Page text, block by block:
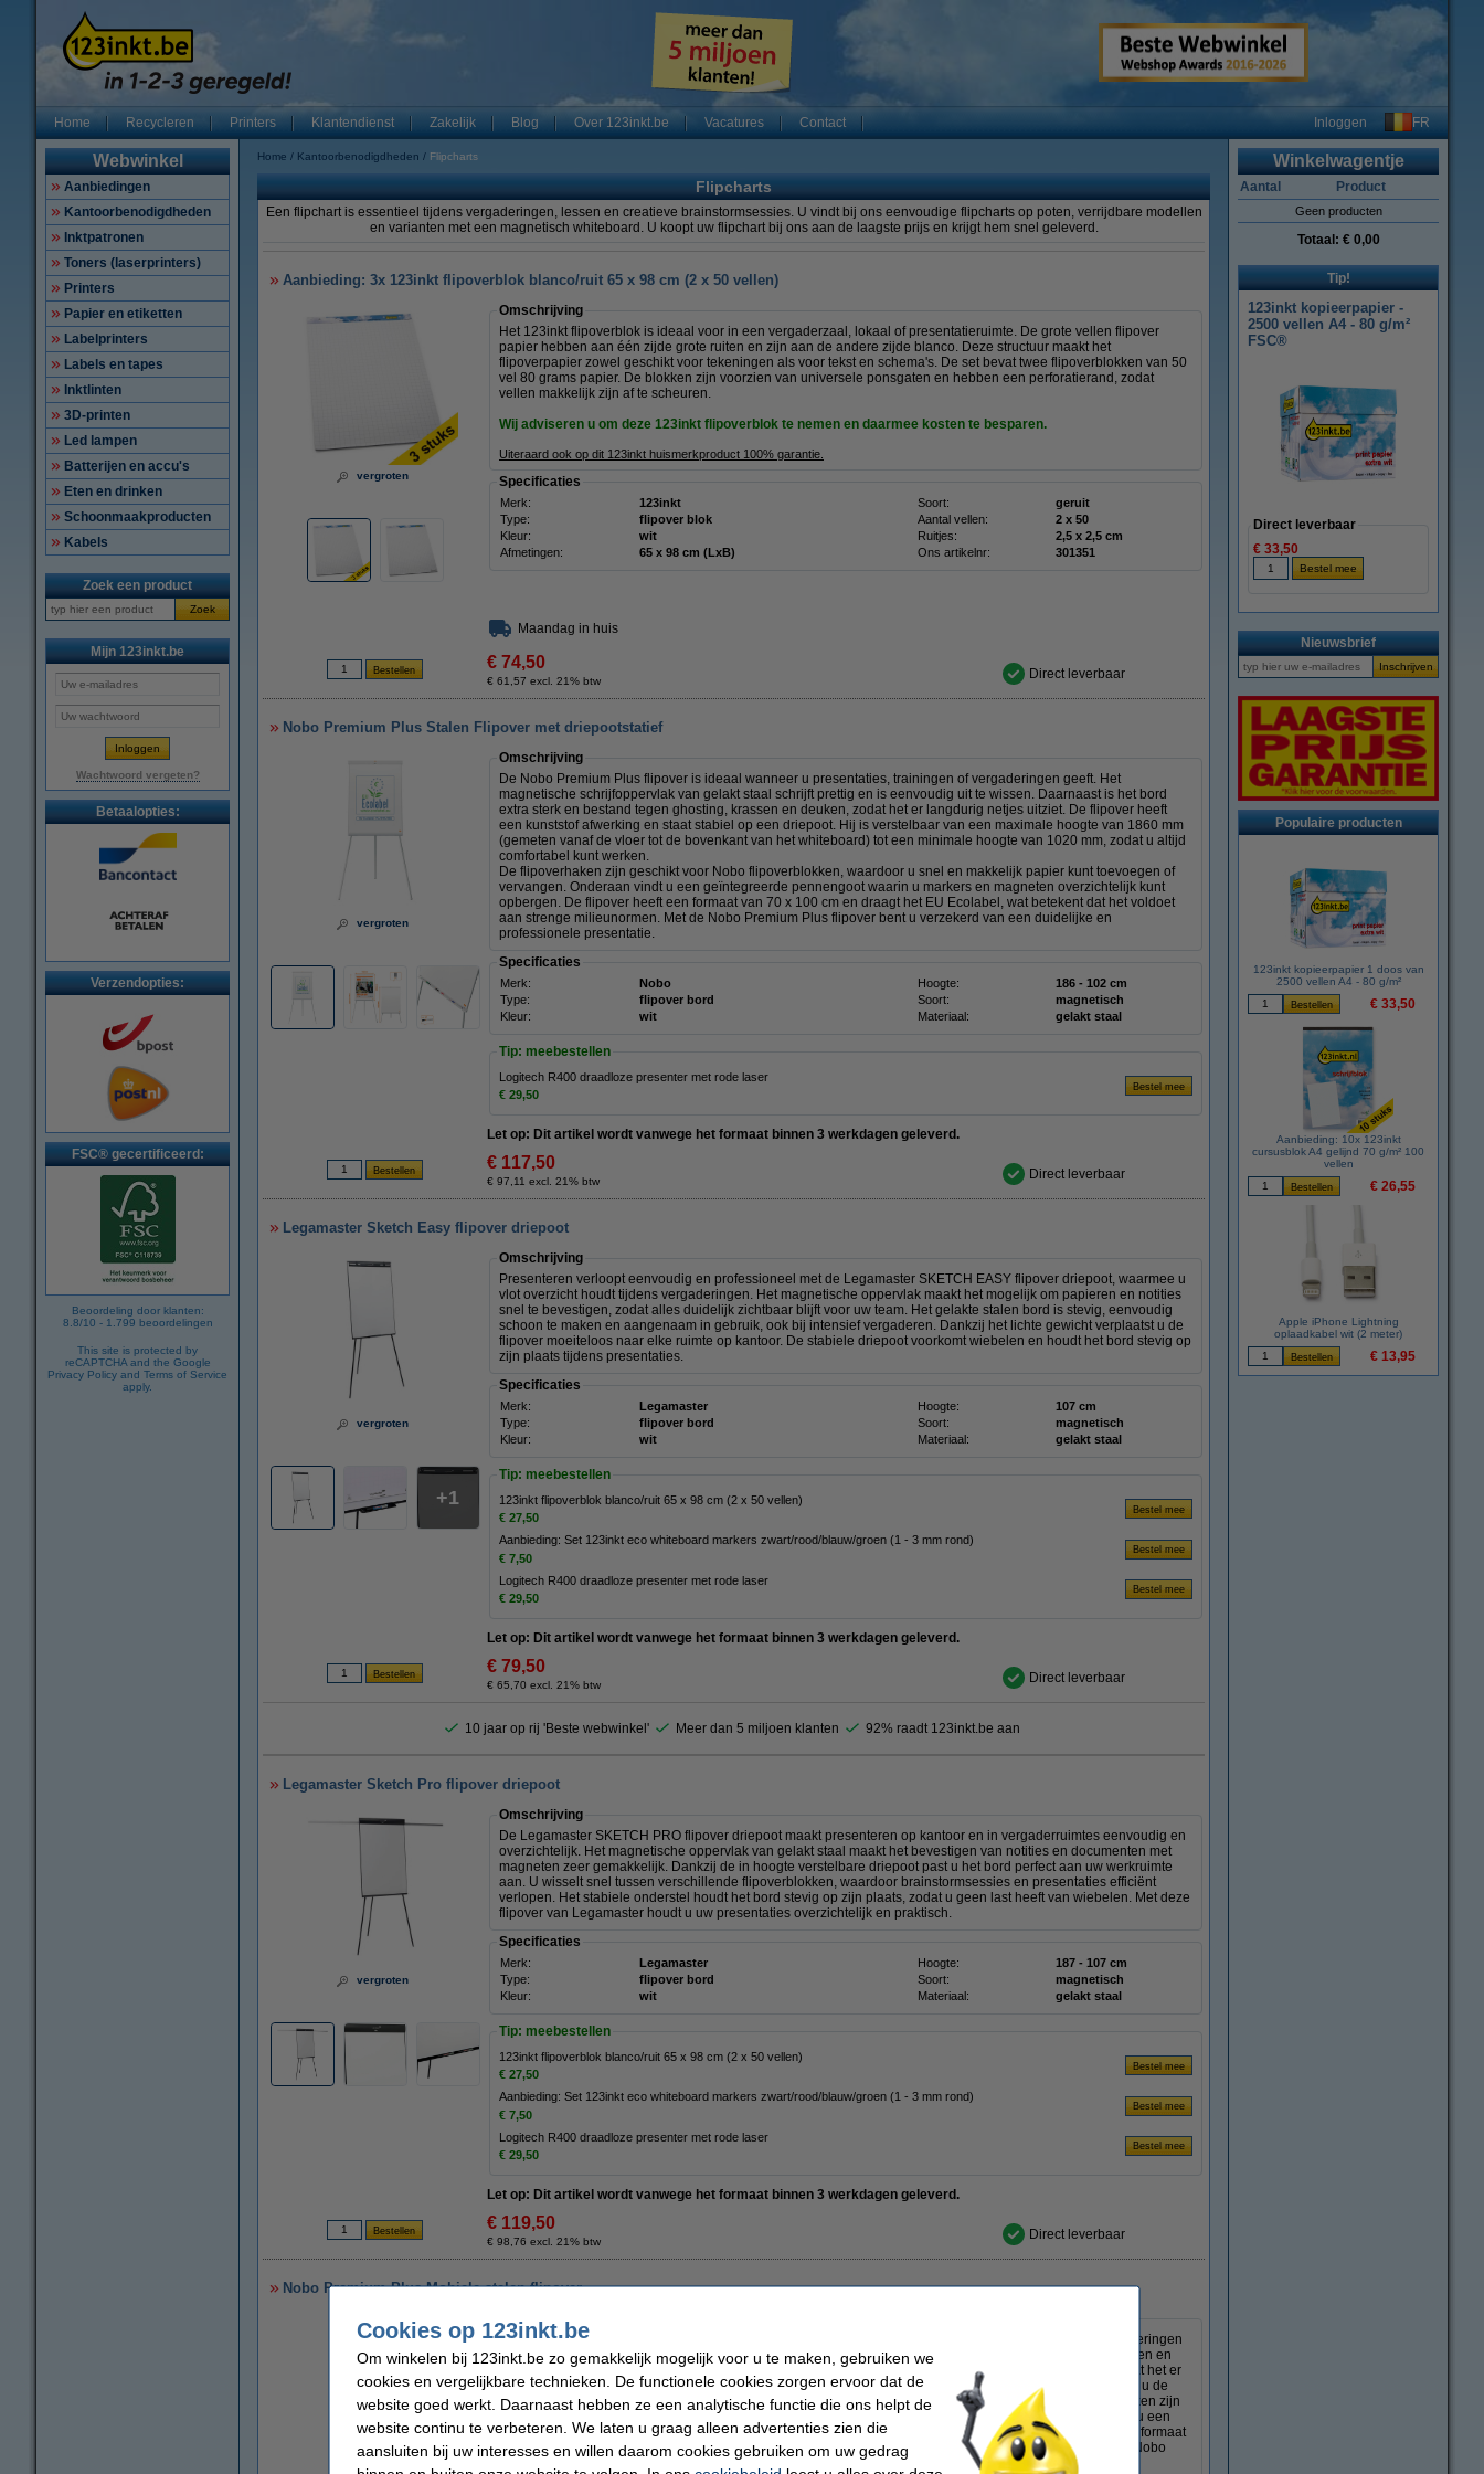
Home Recycleren Printers Klantendienst Zakelijk Blog Over 123inkt.be Vacatures Contact Inloggen FR
Webwinkel
Aanbiedingen
Kantoorbenodigdheden
Inktpatronen
Toners (laserprinters)
Printers
Papier en etiketten
Labelprinters
Labels en tapes
Inktlinten
3D-printen
Led lampen
Batterijen en accu's
Eten en drinken
Schoonmaakproducten
Kabels
Zoek een product
Zoek
Mijn 123inkt.be
Wachtwoord vergeten?
Betaalopties:
Verzendopties:
FSC® gecertificeerd:
Beoordeling door klanten:
8.8/10 - 1.799 beoordelingen
This site is protected by
reCAPTCHA and the Google
Privacy Policy and Terms of Service
apply.
Home Kantoorbenodigdheden Flipcharts
Flipcharts
Een flipchart is essentieel tijdens vergaderingen, lessen en creatieve brainstormsessies. U vindt bij ons eenvoudige flipcharts op poten, verrijdbare modellen
en varianten met een magnetisch whiteboard. U koopt uw flipchart bij ons aan de laagste prijs en krijgt hem snel geleverd.
Aanbieding: 3x 123inkt flipoverblok blanco/ruit 65 x 98 cm (2 x 50 vellen)
vergroten
Omschrijving
Het 123inkt flipoverblok is ideaal voor in een vergaderzaal, lokaal of presentatieruimte. De grote vellen flipover
papier hebben aan één zijde grote ruiten en zijn aan de andere zijde blanco. Deze structuur maakt het
flipoverpapier zowel geschikt voor tekeningen als voor tekst en schema's. De set bevat twee flipoverblokken van 50
vel 80 grams papier. De blokken zijn voorzien van universele ponsgaten en hebben een perforatierand, zodat
vellen makkelijk zijn af te scheuren.
Wij adviseren u om deze 123inkt flipoverblok te nemen en daarmee kosten te besparen.
Uiteraard ook op dit 123inkt huismerkproduct 100% garantie.
Specificaties
Merk: 123inkt Soort:
geruit
Type:
flipover blok Aantal vellen:
2 x 50
Kleur:
wit Ruitjes:
2,5 x 2,5 cm
Afmetingen:
65 x 98 cm (LxB) Ons artikelnr: 301351
Maandag in huis
€ 74,50
€ 61,57 excl. 21% btw Direct leverbaar
Nobo Premium Plus Stalen Flipover met driepootstatief
vergroten
Omschrijving
De Nobo Premium Plus flipover is ideaal wanneer u presentaties, trainingen of vergaderingen geeft. Het
magnetische schrijfoppervlak van gelakt staal schrijft prettig en is eenvoudig uit te wissen. Daarnaast is het bord
extra sterk en bestand tegen ghosting, krassen en deuken, zodat het er langdurig netjes uitziet. De flipover heeft
een kunststof afwerking en staat stabiel op een driepoot. Hij is verstelbaar van een maximale hoogte van 1860 mm
(gemeten vanaf de vloer tot de bovenkant van het whiteboard) tot een minimale hoogte van 1020 mm, zodat u altijd
comfortabel kunt werken.
De flipoverhaken zijn geschikt voor Nobo flipoverblokken, waardoor u snel en makkelijk papier kunt toevoegen of
vervangen. Onderaan vindt u een geïntegreerde pennengoot waarin u markers en magneten overzichtelijk kunt
opbergen. De flipover heeft een formaat van 70 x 100 cm en draagt het EU Ecolabel, wat betekent dat het voldoet
aan strenge milieunormen. Met de Nobo Premium Plus flipover bent u verzekerd van een duidelijke en
professionele presentatie.
Specificaties
Merk: Nobo Hoogte:
186 - 102 cm
Type:
flipover bord Soort:
magnetisch
Kleur:
wit Materiaal: gelakt staal
Tip: meebestellen
Logitech R400 draadloze presenter met rode laser
€ 29,50
Let op: Dit artikel wordt vanwege het formaat binnen 3 werkdagen geleverd.
€ 117,50
€ 97,11 excl. 21% btw Direct leverbaar
Legamaster Sketch Easy flipover driepoot
vergroten
1
Omschrijving
Presenteren verloopt eenvoudig en professioneel met de Legamaster SKETCH EASY flipover driepoot, waarmee u
vlot overzicht houdt tijdens vergaderingen. Het magnetische oppervlak maakt het mogelijk om papieren en notities
snel te bevestigen, zodat alles duidelijk zichtbaar blijft voor uw team. Het gelakte stalen bord is stevig, eenvoudig
schoon te maken en aangenaam in gebruik, ook bij intensief vergaderen. Dankzij het lichte gewicht verplaatst u de
flipover moeiteloos naar elke ruimte op kantoor. De stabiele driepoot voorkomt wiebelen en houdt het bord stevig op
zijn plaats tijdens presentaties.
Specificaties
Merk: Legamaster Hoogte:
107 cm
Type:
flipover bord Soort:
magnetisch
Kleur:
wit Materiaal: gelakt staal
Tip: meebestellen
123inkt flipoverblok blanco/ruit 65 x 98 cm (2 x 50 vellen)
€ 27,50
Aanbieding: Set 123inkt eco whiteboard markers zwart/rood/blauw/groen (1 - 3 mm rond)
€ 7,50
Logitech R400 draadloze presenter met rode laser
€ 29,50
Let op: Dit artikel wordt vanwege het formaat binnen 3 werkdagen geleverd.
€ 79,50
€ 65,70 excl. 21% btw Direct leverbaar
10 jaar op rij 'Beste webwinkel' Meer dan 5 miljoen klanten 92% raadt 123inkt.be aan
Legamaster Sketch Pro flipover driepoot
vergroten
Omschrijving
De Legamaster SKETCH PRO flipover driepoot maakt presenteren op kantoor en in vergaderruimtes eenvoudig en
overzichtelijk. Het magnetische oppervlak van gelakt staal maakt het bevestigen van notities en documenten met
magneten zeer gemakkelijk. Dankzij de in hoogte verstelbare driepoot past u het bord perfect aan uw werkruimte
aan. U wisselt snel tussen verschillende flipoverblokken, waardoor brainstormsessies en presentaties efficiënt
verlopen. Het stabiele onderstel houdt het bord stevig op zijn plaats, zodat u geen last heeft van wiebelen. Met deze
flipover van Legamaster houdt u uw presentaties overzichtelijk en praktisch.
Specificaties
Merk: Legamaster Hoogte:
187 - 107 cm
Type:
flipover bord Soort:
magnetisch
Kleur:
wit Materiaal: gelakt staal
Tip: meebestellen
123inkt flipoverblok blanco/ruit 65 x 98 cm (2 x 50 vellen)
€ 27,50
Aanbieding: Set 123inkt eco whiteboard markers zwart/rood/blauw/groen (1 - 3 mm rond)
€ 7,50
Logitech R400 draadloze presenter met rode laser
€ 29,50
Let op: Dit artikel wordt vanwege het formaat binnen 3 werkdagen geleverd.
€ 119,50
€ 98,76 excl. 21% btw Direct leverbaar
Nobo Premium Plus Mobiele stalen flipover
Omschrijving
De Nobo Premium Plus mobiele flipover is een handige en stevige oplossing voor uw presentaties, vergaderingen
en trainingen. Het magnetische schrijfoppervlak is gemaakt van gelakt staal, waardoor u prettig kunt schrijven en
alles eenvoudig kunt uitwissen. Het bord is duurzaam en bestand tegen ghosting, krassen en deuken, zodat het er
langdurig goed blijft uitzien. Dankzij de kunststof afwerking en het mobiele onderstel met wieltjes verplaatst u de
flipover moeiteloos naar elke ruimte. De flipover heeft een vaste totale hoogte van 1860 mm. De flipoverhaken zijn
geschikt voor Nobo flipoverblokken, waardoor u snel papier kunt toevoegen of vervangen. Onderaan vindt u een
geïntegreerde pennengoot waarin u markers en magneten binnen handbereik bewaart. Het bord heeft een formaat
van 70 x 100 cm en draagt het EU Ecolabel, wat aangeeft dat het voldoet aan strenge milieueisen. Met de Nobo
Premium Plus mobiele flipover presenteert u altijd duidelijk en professioneel.
Winkelwagentje
Aantal Product
Geen producten
Totaal: € 0,00
Tip!
123inkt kopieerpapier -
2500 vellen A4 - 80 g/m²
FSC®
Direct leverbaar
€ 33,50
Nieuwsbrief
Populaire producten
123inkt kopieerpapier 1 doos van
2500 vellen A4 - 80 g/m²
€ 33,50
Aanbieding: 10x 123inkt
cursusblok A4 gelijnd 70 g/m² 100
vellen
€ 26,55
Apple iPhone Lightning
oplaadkabel wit (2 meter)
€ 13,95
Cookies op 123inkt.be
Om winkelen bij 123inkt.be zo gemakkelijk mogelijk voor u te maken, gebruiken we
cookies en vergelijkbare technieken. De functionele cookies zorgen ervoor dat de
website goed werkt. Daarnaast hebben ze een analytische functie die ons helpt de
website continu te verbeteren. We laten u graag alleen advertenties zien die
aansluiten bij uw interesses en willen daarom cookies gebruiken om uw gedrag